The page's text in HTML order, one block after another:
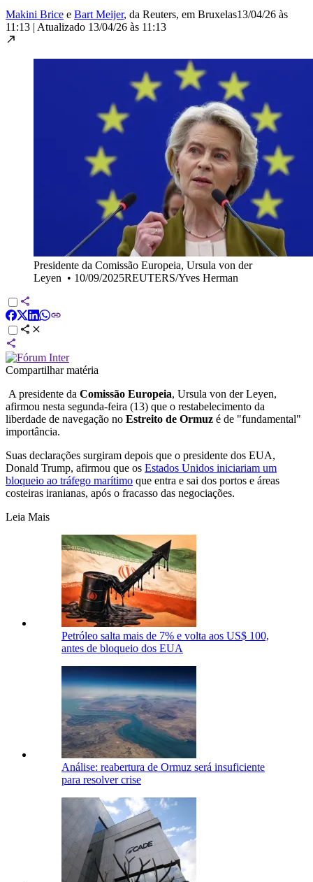
Makini Brice e Bart Meijer, da Reuters, em Bruxelas13/04/26 às
11:13 | Atualizado 13/04/26 às 11:13
Presidente da Comissão Europeia, Ursula von der
Leyen • 10/09/2025REUTERS/Yves Herman
Compartilhar matéria
A presidente da Comissão Europeia, Ursula von der Leyen,
afirmou nesta segunda-feira (13) que o restabelecimento da
liberdade de navegação no Estreito de Ormuz é de "fundamental"
importância.
Suas declarações surgiram depois que o presidente dos EUA,
Donald Trump, afirmou que os Estados Unidos iniciariam um
bloqueio ao tráfego marítimo que entra e sai dos portos e áreas
costeiras iranianas, após o fracasso das negociações.
Leia Mais
Petróleo salta mais de 7% e volta aos US$ 100,
antes de bloqueio dos EUA
Análise: reabertura de Ormuz será insuficiente
para resolver crise